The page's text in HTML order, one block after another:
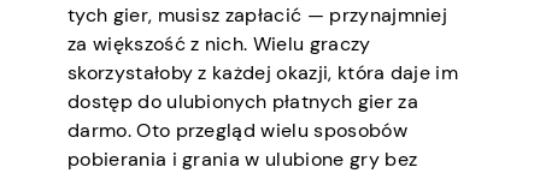
tych gier, musisz zapłacić — przynajmniej
za większość z nich. Wielu graczy
skorzystałoby z każdej okazji, która daje im
dostęp do ulubionych płatnych gier za
darmo. Oto przegląd wielu sposobów
pobierania i grania w ulubione gry bez